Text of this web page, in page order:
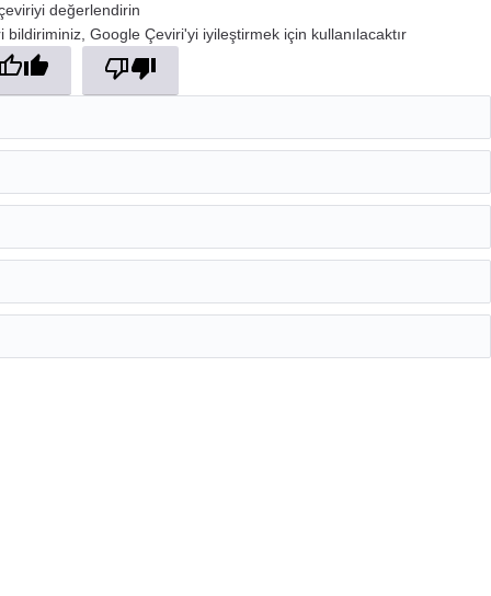
değerlendirin
bildiriminiz, Google Çeviri'yi iyileştirmek için kullanılacaktır